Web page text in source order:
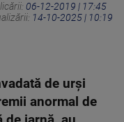
06-12-2019 | 17:45
14-10-2025 | 10:19
de urşi
anormal de